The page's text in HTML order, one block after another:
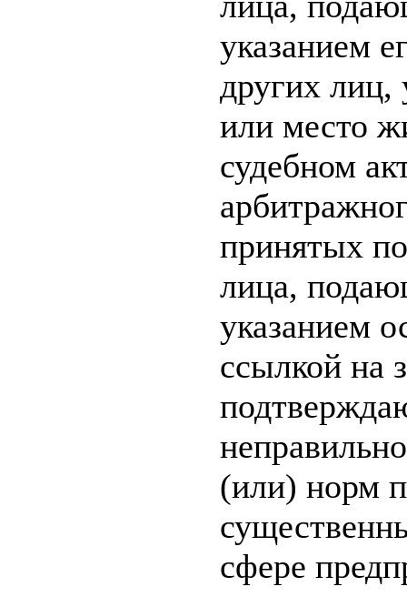
указанием
других лиц,
или место
судебном
принятых
лица,
указанием
ссылкой на
(или) норм
сфере